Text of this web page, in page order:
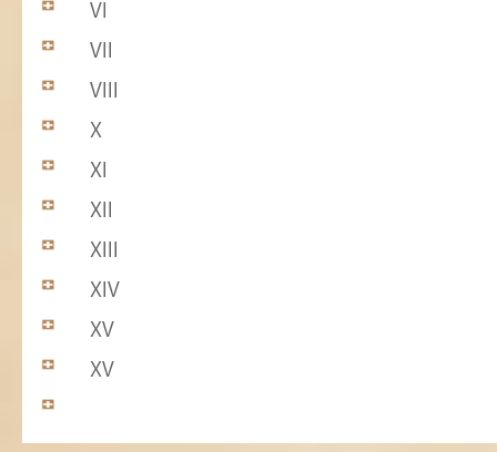
VI
VII
VIII
X
XI
XII
XIII
XIV
XV
XV